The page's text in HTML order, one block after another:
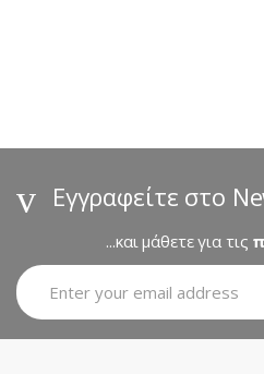
d
Εγγραφείτε στο
...και μάθετε για τις